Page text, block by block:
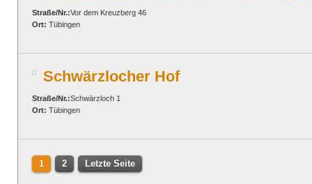
Straße/Nr.:Vor dem Kreuzberg 46
Ort: Tübingen
Schwärzlocher Hof
Straße/Nr.:Schwärzloch 1
Ort: Tübingen
1 2 Letzte Seite